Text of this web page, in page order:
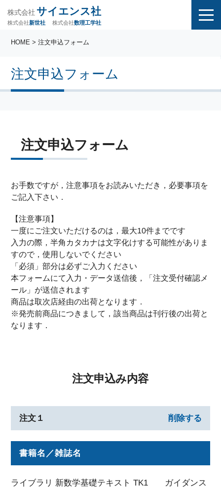
株式会社 サイエンス社
株式会社新世社 株式会社数理工学社
注文申込フォーム
HOME > 注文申込フォーム
注文申込フォーム
お手数ですが，注意事項をお読みいただき，必要事項を
ご記入下さい．
【注意事項】
一度にご注文いただけるのは，最大10件までです
入力の際，半角カタカナは文字化けする可能性がありま
すので，使用しないでください
「必須」部分は必ずご入力ください
本フォームにて入力・データ送信後，「注文受付確認メ
ール」が送信されます
商品は取次店経由の出荷となります．
※発売前商品につきまして，該当商品は刊行後の出荷と
なります．
注文申込み内容
注文１ 削除する
書籍名／雑誌名
ライブラリ 新数学基礎テキスト TK1 ガイダンス